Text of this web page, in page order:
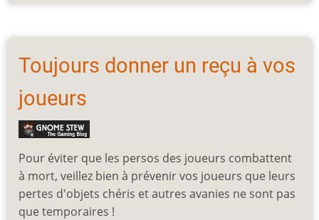
Toujours donner un reçu à vos
joueurs
Pour éviter que les persos des joueurs combattent
à mort, veillez bien à prévenir vos joueurs que leurs
pertes d'objets chéris et autres avanies ne sont pas
que temporaires !